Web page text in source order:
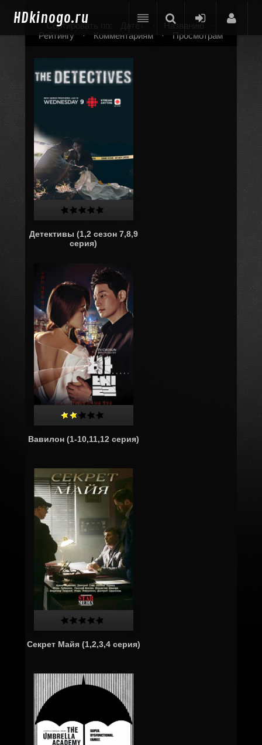
HDkinogo.ru
Сортировать по: Дате Названию
Рейтингу
· Комментариям · Просмотрам
Детективы (1,2 сезон 7,8,9
серия)
Вавилон (1-10,11,12 серия)
Секрет Майя (1,2,3,4 серия)